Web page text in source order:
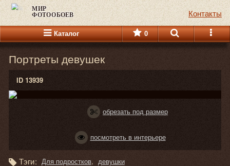
МИР
ФОТООБОЕВ Контакты
Каталог 0
Портреты девушек
ID 13939
обрезать под размер
посмотреть в интерьере
Тэги: Для подростков девушки